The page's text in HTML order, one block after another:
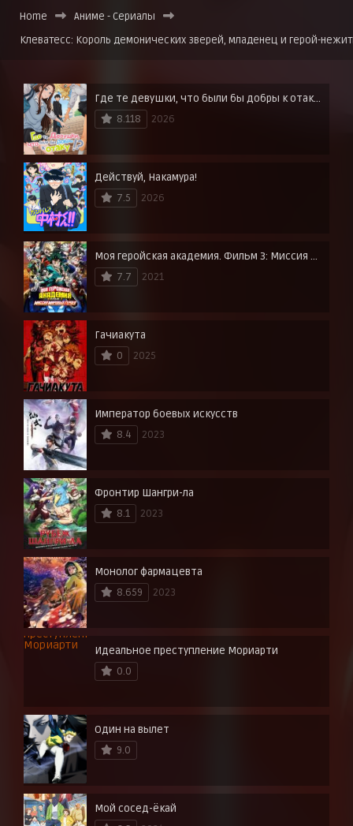
Home
Аниме - Сериалы
Клеватесс: Король демонических зверей, младенец и герой-
Где те девушки, что были бы добры к отаку?
8.118
2026
Действуй, Накамура!
7.5
2026
Моя геройская академия. Фильм 3: Миссия мировых героев
7.7
2021
Гачиакута
0
2025
Император боевых искусств
8.4
2023
Фронтир Шангри-ла
8.1
2023
Монолог фармацевта
8.659
2023
Идеальное преступление Мориарти
0.0
Один на вылет
9.0
Мой сосед-ёкай